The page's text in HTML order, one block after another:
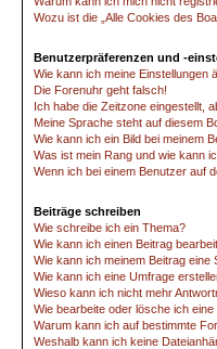
Wozu ist die „Alle Cookies des
Benutzerpräferenzen und -
Wie kann ich meine Einstellungen
Die Forenuhr geht falsch!
Ich habe die Zeitzone eingestellt,
Meine Sprache steht auf diesem
Wie kann ich ein Bild bei meinem
Was ist mein Rang und wie kann
Wenn ich bei einem Benutzer auf
Beiträge schreiben
Wie schreibe ich ein Thema?
Wie kann ich einen Beitrag
Wie kann ich meinem Beitrag eine
Wie kann ich eine Umfrage
Wieso kann ich nicht mehr
Wie bearbeite oder lösche ich
Warum kann ich auf bestimmte
Weshalb kann ich keine